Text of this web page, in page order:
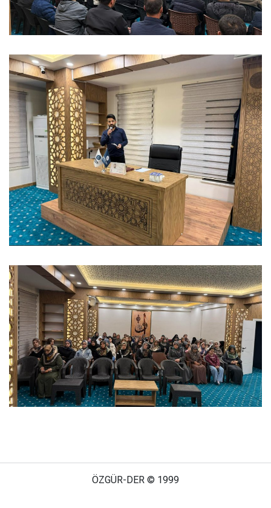
ÖZGÜR-DER © 1999